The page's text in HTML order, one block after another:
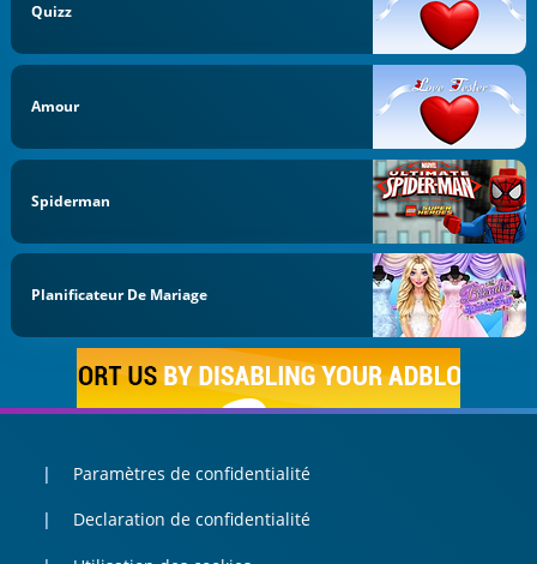
Quizz
Amour
Spiderman
Planificateur De Mariage
Paramètres de confidentialité
Declaration de confidentialité